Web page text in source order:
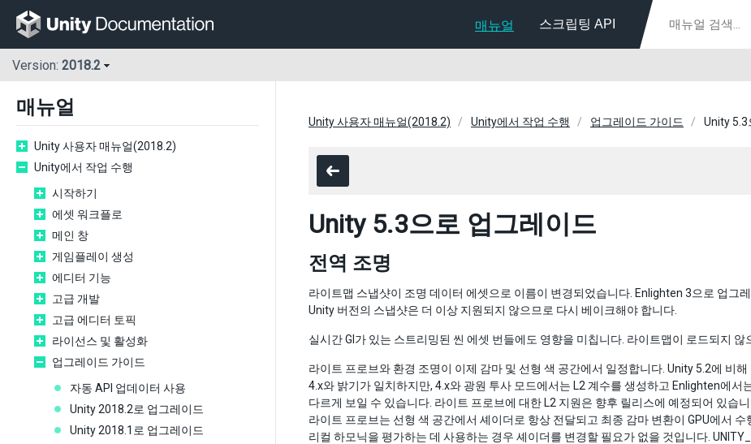
매뉴얼 스크립팅 API
Version: 2018.2
매뉴얼
Unity 사용자 매뉴얼(2018.2)
Unity에서 작업 수행
시작하기
에셋 워크플로
메인 창
게임플레이 생성
에디터 기능
고급 개발
고급 에디터 토픽
라이선스 및 활성화
업그레이드 가이드
자동 API 업데이터 사용
Unity 2018.2로 업그레이드
Unity 2018.1로 업그레이드
Unity 사용자 매뉴얼(2018.2) Unity에서 작업 수행 업그레이드 가이드 Unity 5.3
Unity 5.3으로 업그레이드
전역 조명
라이트맵 스냅샷이 조명 데이터 에셋으로 이름이 변경되었습니다. Enlighten 3으로 업그
Unity 버전의 스냅샷은 더 이상 지원되지 않으므로 다시 베이크해야 합니다.
실시간 GI가 있는 스트리밍된 씬 에셋 번들에도 영향을 미칩니다. 라이트맵이 로드되지
라이트 프로브와 환경 조명이 이제 감마 및 선형 색 공간에서 일정합니다. Unity 5.2에 비
4.x와 밝기가 일치하지만, 4.x와 광원 투사 모드에서는 L2 계수를 생성하고 Enlighten에
다르게 보일 수 있습니다. 라이트 프로브에 대한 L2 지원은 향후 릴리스에 예정되어 있습
라이트 프로브는 선형 색 공간에서 셰이더로 항상 전달되고 최종 감마 변환이 GPU에서
리컬 하모닉을 평가하는 데 사용하는 경우 셰이더를 변경할 필요가 없을 것입니다.